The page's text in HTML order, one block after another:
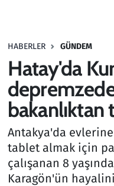
HABERLER GÜNDEM
Hatay'da
Antakya'da evlerine
tablet almak için
çalışanan 8
Karagön'ün
Haber
Kültür Sanat
Kurumsal
Lezzet Durağı
Memur ve Kamu